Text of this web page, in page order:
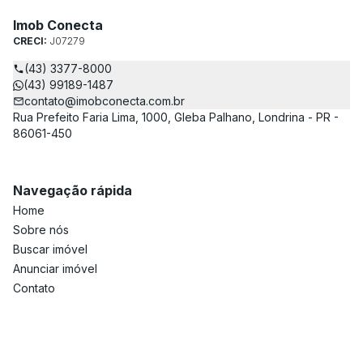
Imob Conecta
CRECI: J07279
(43) 3377-8000
(43) 99189-1487
contato@imobconecta.com.br
Rua Prefeito Faria Lima, 1000, Gleba Palhano, Londrina - PR -
86061-450
Navegação rápida
Home
Sobre nós
Buscar imóvel
Anunciar imóvel
Contato